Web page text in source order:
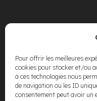
Pour offrir les meilleures
cookies pour stocker et/ou
à ces technologies nous
de navigation ou les ID
consentement peut avoir